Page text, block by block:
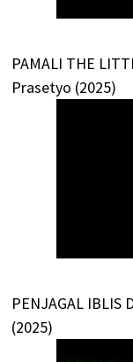
PAMALI THE
Prasetyo (2025)
PENJAGAL IBLIS
(2025)